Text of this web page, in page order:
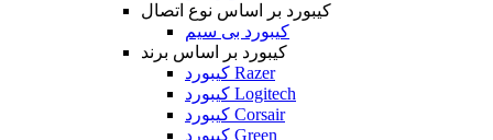
کیبورد بر اساس نوع اتصال
کیبورد بی سیم
کیبورد بر اساس برند
کیبورد Razer
کیبورد Logitech
کیبورد Corsair
کیبورد Green